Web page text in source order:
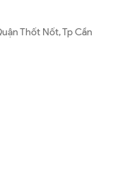
Thốt Nốt, Tp Cần